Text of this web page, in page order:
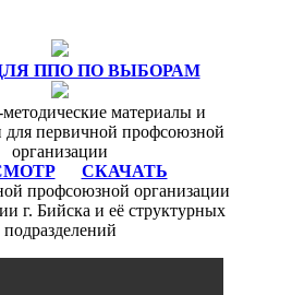
ППО ПО ВЫБОРАМ
материалы и
для первичной профсоюзной
организации
СКАЧАТЬ
профсоюзной организации
г. Бийска и её структурных
подразделений